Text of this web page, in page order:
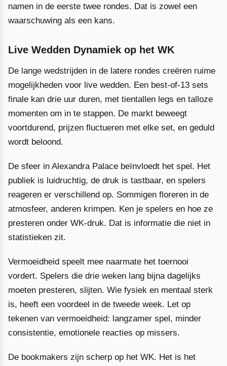
namen in de eerste twee rondes. Dat is zowel een
waarschuwing als een kans.
Live Wedden Dynamiek op het WK
De lange wedstrijden in de latere rondes creëren ruime
mogelijkheden voor live wedden. Een best-of-13 sets
finale kan drie uur duren, met tientallen legs en talloze
momenten om in te stappen. De markt beweegt
voortdurend, prijzen fluctueren met elke set, en geduld
wordt beloond.
De sfeer in Alexandra Palace beïnvloedt het spel. Het
publiek is luidruchtig, de druk is tastbaar, en spelers
reageren er verschillend op. Sommigen floreren in de
atmosfeer, anderen krimpen. Ken je spelers en hoe ze
presteren onder WK-druk. Dat is informatie die niet in
statistieken zit.
Vermoeidheid speelt mee naarmate het toernooi
vordert. Spelers die drie weken lang bijna dagelijks
moeten presteren, slijten. Wie fysiek en mentaal sterk
is, heeft een voordeel in de tweede week. Let op
tekenen van vermoeidheid: langzamer spel, minder
consistentie, emotionele reacties op missers.
De bookmakers zijn scherp op het WK. Het is het